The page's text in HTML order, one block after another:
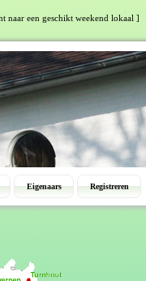
naar een geschikt weekend lokaal ]
Eigenaars Registreren